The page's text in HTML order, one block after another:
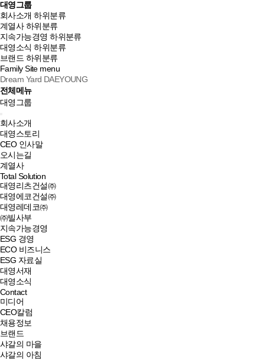
대영그룹
회사소개 하위분류
계열사 하위분류
지속가능경영 하위분류
대영소식 하위분류
브랜드 하위분류
Family Site menu
Dream Yard DAEYOUNG
전체메뉴
대영그룹
회사소개
대영스토리
CEO 인사말
오시는길
계열사
Total Solution
대영리츠건설㈜
대영에코건설㈜
대영레데코㈜
㈜빌사부
지속가능경영
ESG 경영
ECO 비즈니스
ESG 자료실
대영서재
대영소식
Contact
미디어
CEO칼럼
채용정보
브랜드
샤갈의 마을
샤갈의 아침